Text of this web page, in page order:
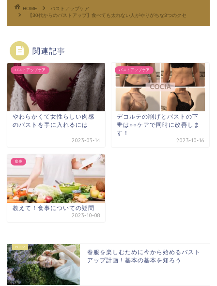
HOME
バストアップケア
【30代からのバストアップ】食べても太れない人がやりがちな3つのクセ
関連記事
バストアップケア
やわらかくて女性らしい肉感
のバストを手に入れるには
2023-03-14
バストアップケア
デコルテの削げとバストの下
垂は○○ケアで同時に改善しま
す！
2023-10-16
食事
教えて！食事についての疑問
2023-10-08
春服を楽しむために今から始めるバスト
アップ計画！基本の基本を知ろう